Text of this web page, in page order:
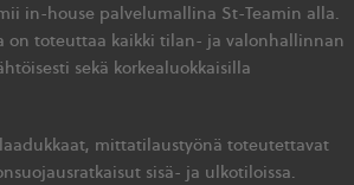
in-house palvelumallina St-Teamin alla.
on toteuttaa kaikki tilan- ja valonhallinnan
sekä korkealuokkaisilla
mittatilaustyönä toteutettavat
sisä- ja ulkotiloissa.